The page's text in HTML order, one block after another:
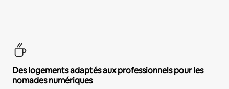
Des logements adaptés aux professionnels pour les
nomades numériques